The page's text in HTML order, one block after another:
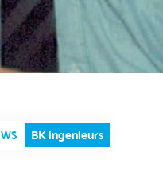
BK ingenieurs